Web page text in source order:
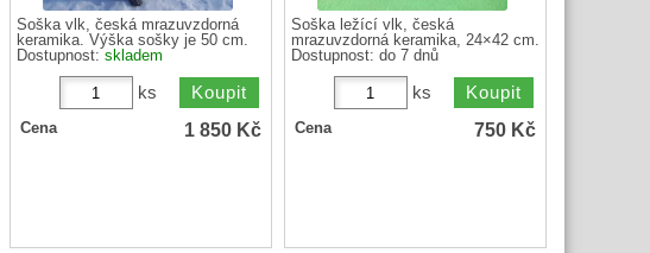
Soška vlk, česká mrazuvzdorná
keramika. Výška sošky je 50 cm.
Dostupnost: skladem
ks
Cena 1 850 Kč
Soška ležící vlk, česká
mrazuvzdorná keramika, 24×42 cm.
Dostupnost: do 7 dnů
ks
Cena 750 Kč